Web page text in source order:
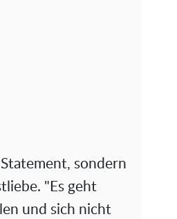
sondern
"Es geht
und sich nicht